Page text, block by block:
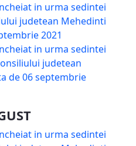
incheiat in urma sedintei
judetean Mehedinti
2021
incheiat in urma sedintei
judetean
de 06 septembrie
incheiat in urma sedintei